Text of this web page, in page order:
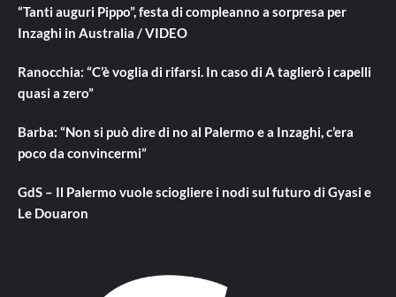
“Tanti auguri Pippo”, festa di compleanno a sorpresa per
Inzaghi in Australia / VIDEO
Ranocchia: “C’è voglia di rifarsi. In caso di A taglierò i capelli
quasi a zero”
Barba: “Non si può dire di no al Palermo e a Inzaghi, c’era
poco da convincermi”
GdS – Il Palermo vuole sciogliere i nodi sul futuro di Gyasi e
Le Douaron